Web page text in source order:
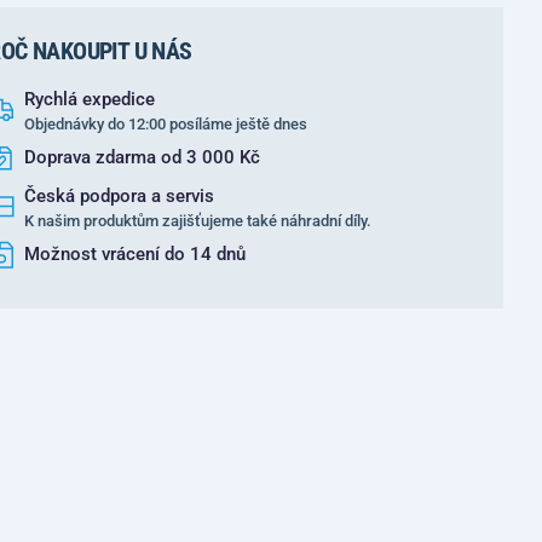
NAKOUPIT U NÁS
Rychlá expedice
Objednávky do 12:00 posíláme ještě dnes
Doprava zdarma od 3 000 Kč
Česká podpora a servis
K našim produktům zajišťujeme také náhradní díly.
Možnost vrácení do 14 dnů